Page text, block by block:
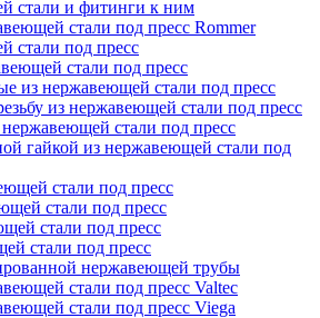
стали и фитинги к ним
стали под пресс Rommer
стали под пресс
стали под пресс
из нержавеющей стали под пресс
из нержавеющей стали под пресс
стали под пресс
гайкой из нержавеющей стали под
стали под пресс
стали под пресс
стали под пресс
стали под пресс
нержавеющей трубы
стали под пресс Valtec
стали под пресс Viega